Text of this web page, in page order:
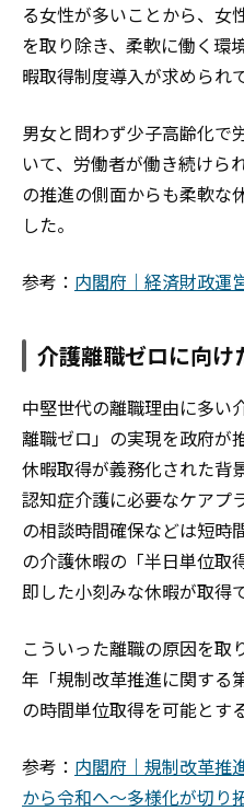
る女性が多いことから、女
を取り除き、柔軟に働く環
暇取得制度導入が求められ
男女と問わず少子高齢化で
いて、労働者が働き続けら
の推進の側面からも柔軟な
した。
参考： 内閣府｜経済財政運
介護離職ゼロに向け
中堅世代の離職理由に多い
離職ゼロ」の実現を政府が
休暇取得が義務化された背
認知症介護に必要なケアプ
の相談時間確保などは短時
の介護休暇の「半日単位取
即した小刻みな休暇が取得
こういった離職の原因を取
年「規制改革推進に関する
の時間単位取得を可能とす
参考： 内閣府｜規制改革推
から令和へ～多様化が切り